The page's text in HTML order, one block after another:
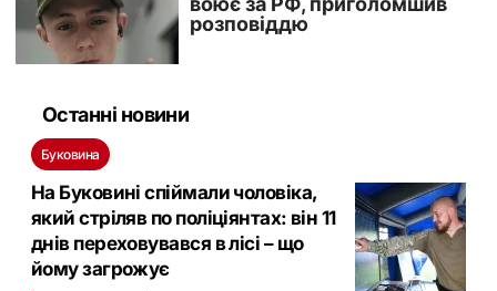
Останні новини
Буковина
На Буковині спіймали чоловіка,
який стріляв по поліціянтах: він 11
днів переховувався в лісі – що
йому загрожує